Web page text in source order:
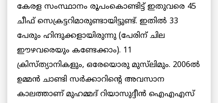
കേരള സംസ്ഥാനം രൂപംകൊണ്ടിട്ട് ഇതുവരെ 45
ചീഫ് സെക്രട്ടറിമാരുണ്ടായിട്ടുണ്ട്. ഇതില്‍ 33
പേരും ഹിന്ദുക്കളായിരുന്നു (പേരിന് ചില
ഈഴവരെയും കണ്ടേക്കാം). 11
ക്രിസ്ത്യാനികളും, ഒരേയൊരു മുസ്‌ലിമും. 2006ല്‍
ഉമ്മന്‍ ചാണ്ടി സര്‍ക്കാറിന്റെ അവസാന
കാലത്താണ് മുഹമ്മദ് റിയാസുദ്ദീന്‍ ഐഎഎസ്